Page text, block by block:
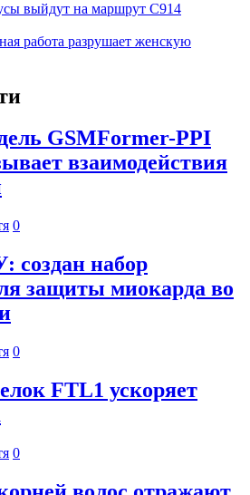
выйдут на маршрут С914
работа разрушает женскую
GSMFormer-PPI
взаимодействия
0
набор
защиты миокарда во
0
FTL1 ускоряет
0